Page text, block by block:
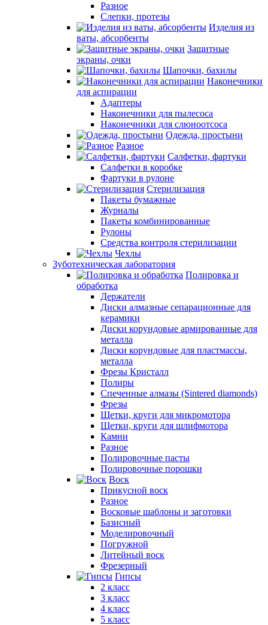
Разное
Слепки, протезы
Изделия из
ваты, абсорбенты
Защитные
экраны, очки
Шапочки, бахилы
Наконечники
для аспирации
Адаптеры
Наконечники для пылесоса
Наконечники для слюноотсоса
Одежда, простыни
Разное
Салфетки, фартуки
Салфетки в коробке
Фартуки в рулоне
Стерилизация
Пакеты бумажные
Журналы
Пакеты комбинированные
Рулоны
Средства контроля стерилизации
Чехлы
Зуботехническая лаборатория
Полировка и
обработка
Держатели
Диски алмазные сепарационные для
керамики
Диски корундовые армированные для
металла
Диски корундовые для пластмассы,
металла
Фрезы Кристалл
Полиры
Спеченные алмазы (Sintered diamonds)
Фрезы
Щетки, круги для микромотора
Щетки, круги для шлифмотора
Камни
Разное
Полировочные пасты
Полировочные порошки
Воск
Прикусной воск
Разное
Восковые шаблоны и заготовки
Базисный
Моделировочный
Погружной
Литейный воск
Фрезерный
Гипсы
2 класс
3 класс
4 класс
5 класс